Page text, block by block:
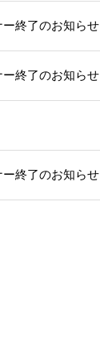
ー終了のお知らせ
ー終了のお知らせ
ー終了のお知らせ